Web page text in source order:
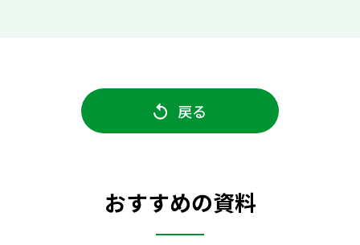
戻る
おすすめの資料